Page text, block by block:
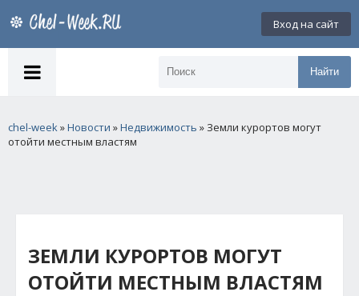
Вход на сайт
Найти
chel-week»Новости »Недвижимость » Земли курортов могут
отойти местным властям
ЗЕМЛИ КУРОРТОВ МОГУТ
ОТОЙТИ МЕСТНЫМ ВЛАСТЯМ